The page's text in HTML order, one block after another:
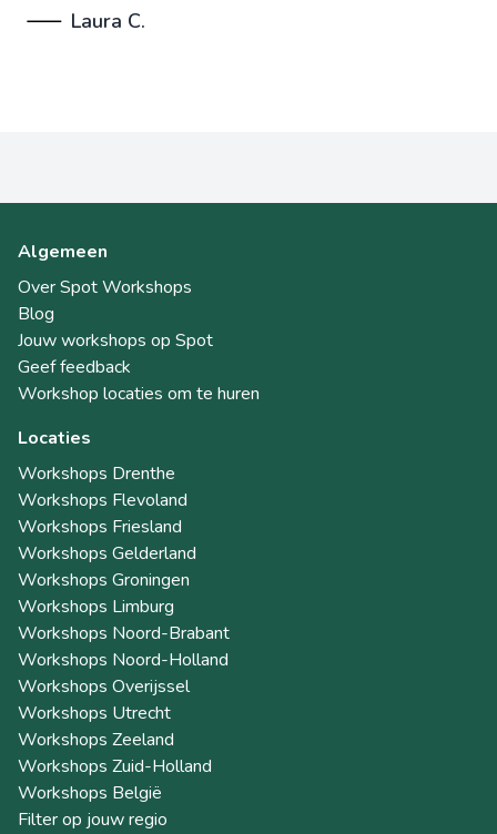
Laura C.
Algemeen
Over Spot Workshops
Blog
Jouw workshops op Spot
Geef feedback
Workshop locaties om te huren
Locaties
Workshops Drenthe
Workshops Flevoland
Workshops Friesland
Workshops Gelderland
Workshops Groningen
Workshops Limburg
Workshops Noord-Brabant
Workshops Noord-Holland
Workshops Overijssel
Workshops Utrecht
Workshops Zeeland
Workshops Zuid-Holland
Workshops België
Filter op jouw regio